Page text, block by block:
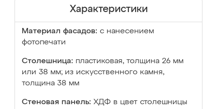
Характеристики
Материал фасадов: с нанесением
фотопечати
Столешница: пластиковая, толщина 26 мм
или 38 мм; из искусственного камня,
толщина 38 мм
Стеновая панель: ХДФ в цвет столешницы